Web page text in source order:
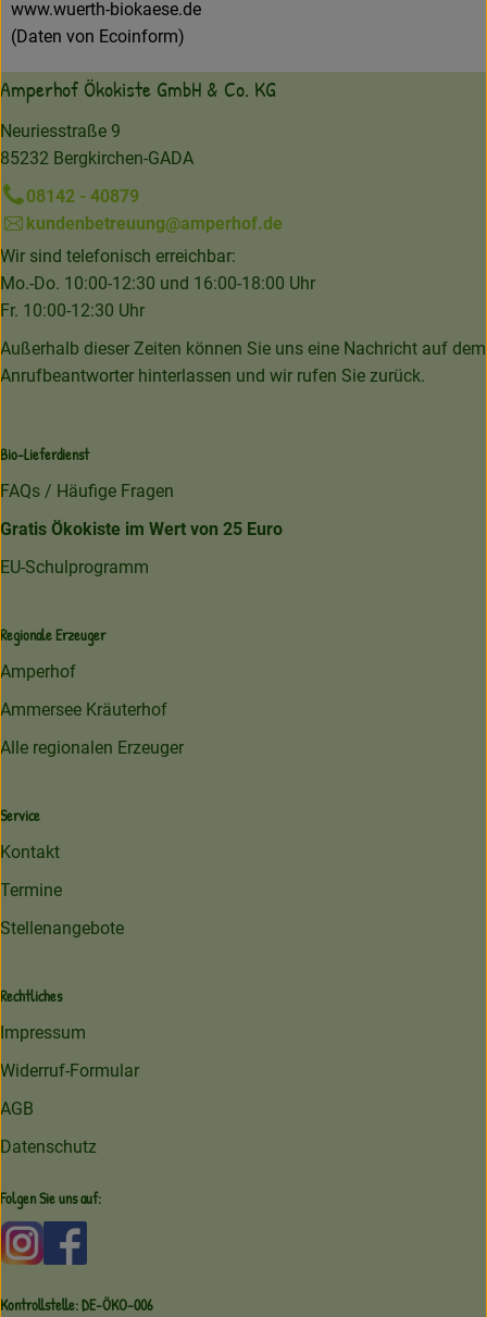
www.wuerth-biokaese.de
(Daten von Ecoinform)
Amperhof Ökokiste GmbH & Co. KG
Neuriesstraße 9
85232 Bergkirchen-GADA
08142 - 40879
kundenbetreuung@amperhof.de
Wir sind telefonisch erreichbar:
Mo.-Do. 10:00-12:30 und 16:00-18:00 Uhr
Fr. 10:00-12:30 Uhr
Außerhalb dieser Zeiten können Sie uns eine Nachricht auf dem
Anrufbeantworter hinterlassen und wir rufen Sie zurück.
Bio-Lieferdienst
FAQs / Häufige Fragen
Gratis Ökokiste im Wert von 25 Euro
EU-Schulprogramm
Regionale Erzeuger
Amperhof
Ammersee Kräuterhof
Alle regionalen Erzeuger
Service
Kontakt
Termine
Stellenangebote
Rechtliches
Impressum
Widerruf-Formular
AGB
Datenschutz
Folgen Sie uns auf:
Externer Link zu https://www.instagram.com/
Kontrollstelle: DE-ÖKO-006